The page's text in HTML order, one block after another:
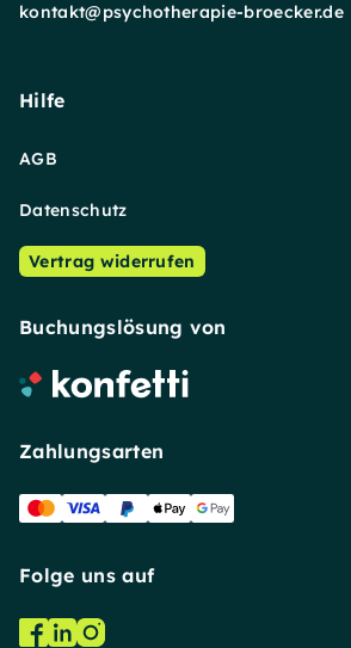
kontakt@psychotherapie-broecker.de
Hilfe
AGB
Datenschutz
Vertrag widerrufen
Buchungslösung von
Zahlungsarten
Folge uns auf